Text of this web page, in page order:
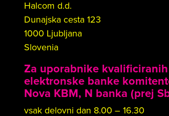
Halcom d.d.
Dunajska cesta 123
1000 Ljubljana
Slovenia
Za uporabnike
elektronske banke
Nova KBM, N banka (prej
vsak delovni dan 8.00 – 16.30